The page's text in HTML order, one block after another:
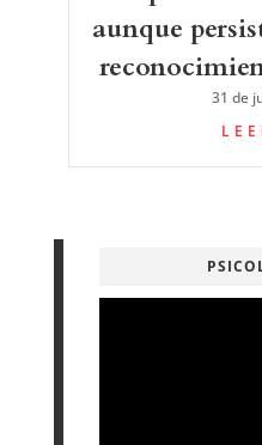
aunque
31 de